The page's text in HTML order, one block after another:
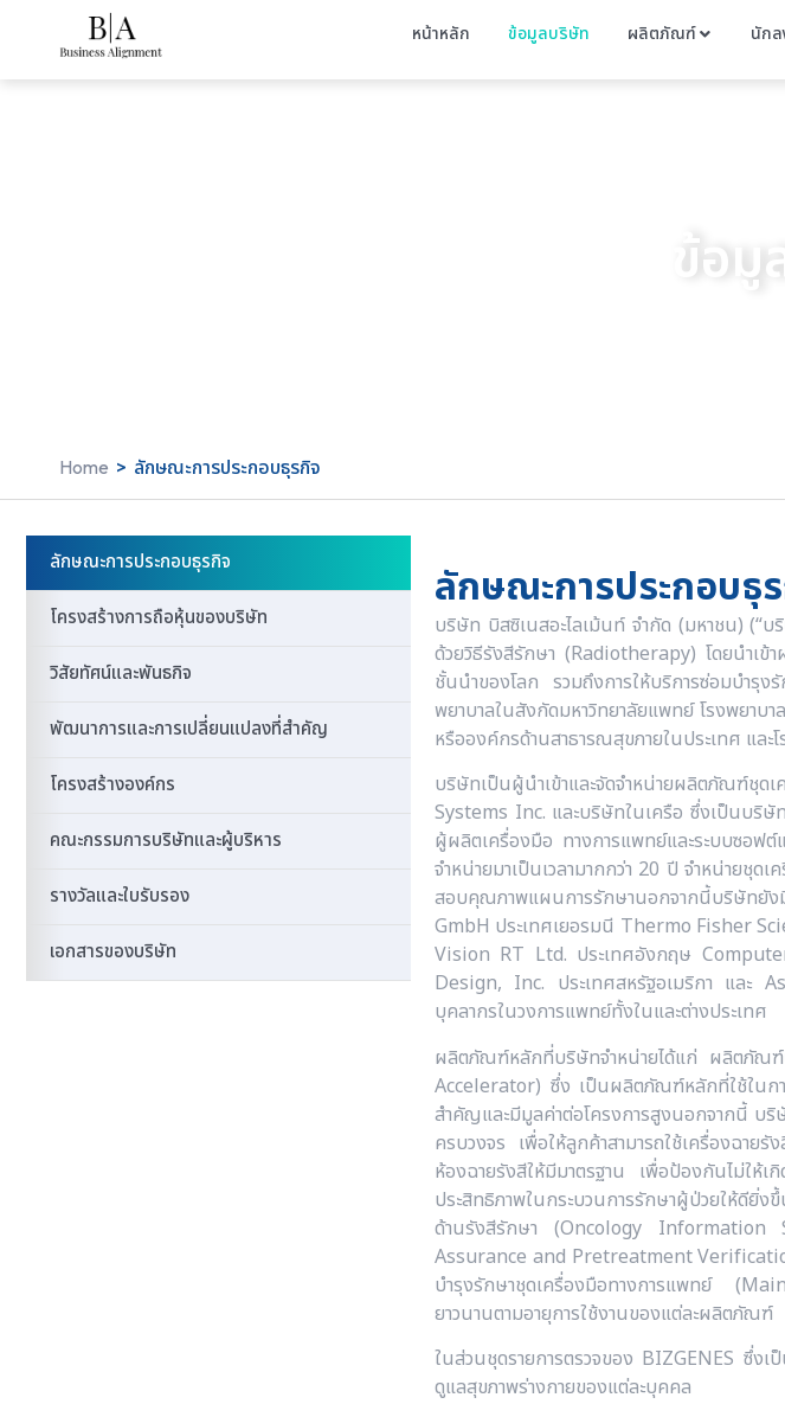
หน้าหลัก ข้อมูลบริษัท ผลิตภัณฑ์ นัก
ข้อ
Home > ลักษณะการประกอบธุรกิจ
ลักษณะการประกอบธุรกิจ
โครงสร้างการถือหุ้นของบริษัท
วิสัยทัศน์และพันธกิจ
พัฒนาการและการเปลี่ยนแปลงที่สำคัญ
โครงสร้างองค์กร
คณะกรรมการบริษัทและผู้บริหาร
รางวัลและใบรับรอง
เอกสารของบริษัท
ลักษณะการประกอบธุ
บริษัท บิสซิเนสอะไลเม้นท์ จำกัด (มหาชน) (“บ
ด้วยวิธีรังสีรักษา (Radiotherapy) โดยนำเข้
ชั้นนำของโลก รวมถึงการให้บริการซ่อมบำ
พยาบาลในสังกัดมหาวิทยาลัยแพทย์ โรงพยาบา
หรือองค์กรด้านสาธารณสุขภายในประเทศ และ
บริษัทเป็นผู้นำเข้าและจัดจำหน่ายผลิตภัณฑ์
Systems Inc. และบริษัทในเครือ ซึ่งเป็นบริษั
ผู้ผลิตเครื่องมือ ทางการแพทย์และระบบซอฟต์แ
จำหน่ายมาเป็นเวลามากกว่า 20 ปี จำหน่ายชุ
สอบคุณภาพแผนการรักษานอกจากนี้บริษัท
GmbH ประเทศเยอรมนี Thermo Fisher
Vision RT Ltd. ประเทศอังกฤษ
Design, Inc. ประเทศสหรัฐอเมริกา และ
บุคลากรในวงการแพทย์ทั้งในและต่างประเทศ
ผลิตภัณฑ์หลักที่บริษัทจำหน่ายได้แก่ ผลิตภัณฑ์
Accelerator) ซึ่ง เป็นผลิตภัณฑ์หลักที่ใช้ในกา
สำคัญและมีมูลค่าต่อโครงการสูงนอกจากนี้ บ
ครบวงจร เพื่อให้ลูกค้าสามารถใช้เครื่องฉา
ห้องฉายรังสีให้มีมาตรฐาน เพื่อป้องกันไม่ให้
ประสิทธิภาพในกระบวนการรักษาผู้ป่วยให้ดี
ด้านรังสีรักษา (Oncology Information
Assurance and Pretreatment
บำรุงรักษาชุดเครื่องมือทางการแพทย์
ยาวนานตามอายุการใช้งานของแต่ละผลิตภัณฑ์
ในส่วนชุดรายการตรวจของ BIZGENES ซึ่งเ
ดูแลสุขภาพร่างกายของแต่ละบุคคล